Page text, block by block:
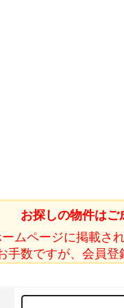
お探しの物件はご
ームページに掲載さ
手数ですが、会員登